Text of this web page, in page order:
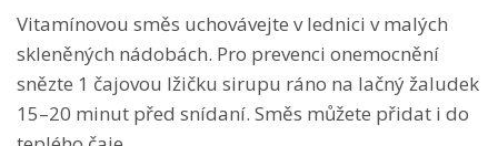
Vitamínovou směs uchovávejte v lednici v malých
skleněných nádobách. Pro prevenci onemocnění
snězte 1 čajovou lžičku sirupu ráno na lačný žaludek
15–20 minut před snídaní. Směs můžete přidat i do